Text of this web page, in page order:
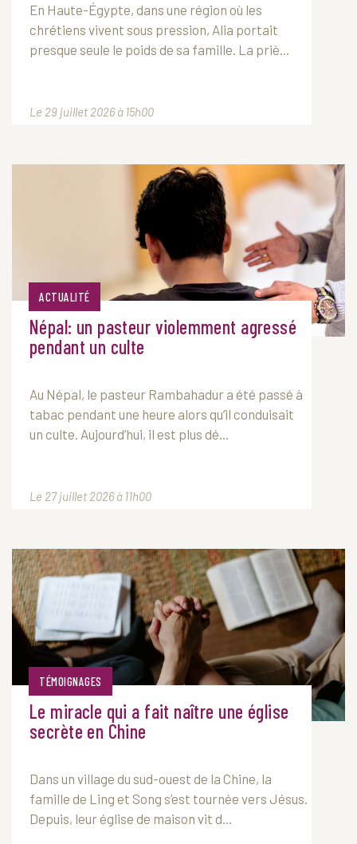
En Haute-Égypte, dans une région où les
chrétiens vivent sous pression, Alia portait
presque seule le poids de sa famille. La priè...
Le 29 juillet 2026 à 15h00
ACTUALITÉ
Népal: un pasteur violemment agressé
pendant un culte
Au Népal, le pasteur Rambahadur a été passé à
tabac pendant une heure alors qu’il conduisait
un culte. Aujourd’hui, il est plus dé...
Le 27 juillet 2026 à 11h00
TÉMOIGNAGES
Le miracle qui a fait naître une église
secrète en Chine
Dans un village du sud-ouest de la Chine, la
famille de Ling et Song s’est tournée vers Jésus.
Depuis, leur église de maison vit d...